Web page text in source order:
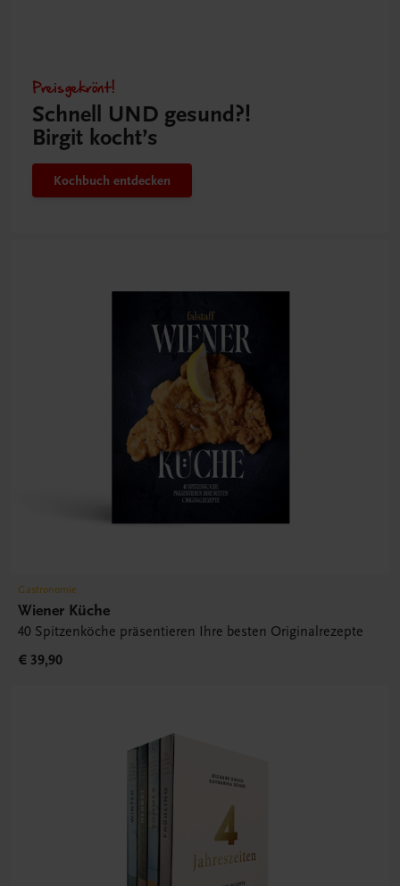
Preisgekrönt!
Schnell UND gesund?!
Birgit kocht’s
Kochbuch entdecken
Gastronomie
Wiener Küche
40 Spitzenköche präsentieren Ihre besten Originalrezepte
€ 39,90